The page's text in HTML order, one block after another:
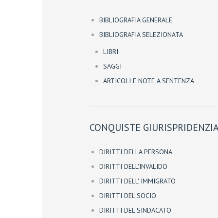
BIBLIOGRAFIA GENERALE
BIBLIOGRAFIA SELEZIONATA
LIBRI
SAGGI
ARTICOLI E NOTE A SENTENZA
CONQUISTE
DIRITTI DELLA PERSONA
DIRITTI DELL'INVALIDO
DIRITTI DELL' IMMIGRATO
DIRITTI DEL SOCIO
DIRITTI DEL SINDACATO